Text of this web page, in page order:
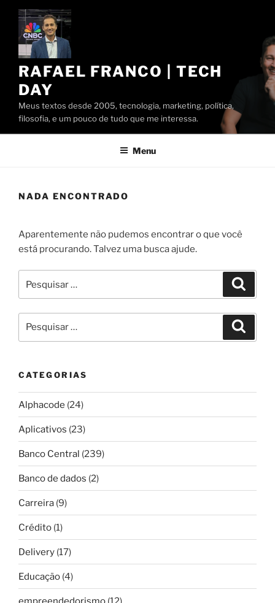
Pular
conteúdo
RAFAEL FRANCO | TECH
DAY
Meus textos desde 2005, tecnologia, marketing, política,
filosofia, e um pouco de tudo que me interessa.
Menu
NADA ENCONTRADO
Aparentemente não pudemos encontrar o que você
está procurando. Talvez uma busca ajude.
por:
por:
CATEGORIAS
Alphacode (24)
Aplicativos (23)
Banco Central (239)
Banco de dados (2)
Carreira (9)
Crédito (1)
Delivery (17)
Educação (4)